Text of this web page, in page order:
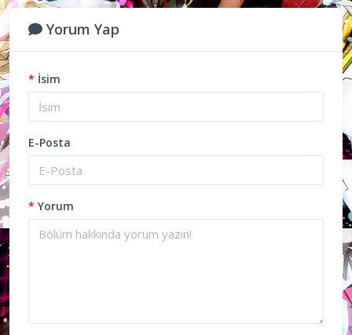
Yorum Yap
* İsim
E-Posta
* Yorum